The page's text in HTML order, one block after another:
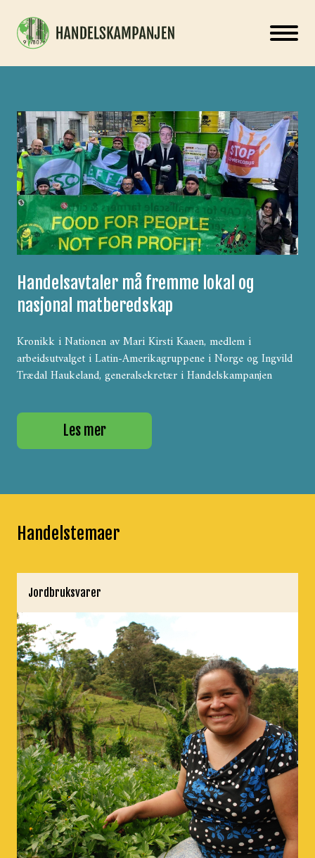
Handelsavtaler må fremme lokal og
nasjonal matberedskap
Kronikk i Nationen av Mari Kirsti Kaaen, medlem i
arbeidsutvalget i Latin-Amerikagruppene i Norge og Ingvild
Trædal Haukeland, generalsekretær i Handelskampanjen
Les mer
Handelstemaer
Jordbruksvarer